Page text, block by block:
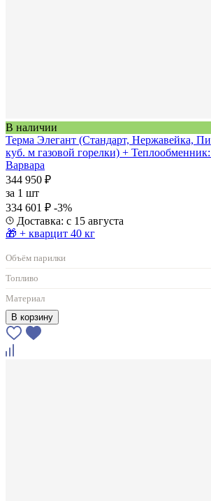
В наличии
Терма Элегант (Стандарт, Нержавейка,
куб. м газовой горелки) +
Варвара
344 950 ₽
за 1 шт
334 601 ₽ -3%
Доставка: с 15 августа
🎁 + кварцит 40 кг
Объём парилки
Топливо
Материал
В корзину